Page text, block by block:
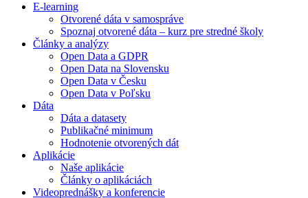
E-learning
Otvorené dáta v samospráve
Spoznaj otvorené dáta – kurz pre stredné školy
Články a analýzy
Open Data a GDPR
Open Data na Slovensku
Open Data v Česku
Open Data v Poľsku
Dáta
Dáta a datasety
Publikačné minimum
Hodnotenie otvorených dát
Aplikácie
Naše aplikácie
Články o aplikáciách
Videoprednášky a konferencie